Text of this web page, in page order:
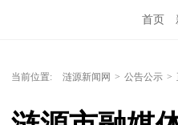
首页
当前位置: 涟源新闻网 > 公告公示 >